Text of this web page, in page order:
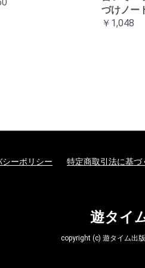
づけノー
￥1,048
シーポリシー 特定商取引法に基づ
遊タイ
copyright (c) 遊タイム出